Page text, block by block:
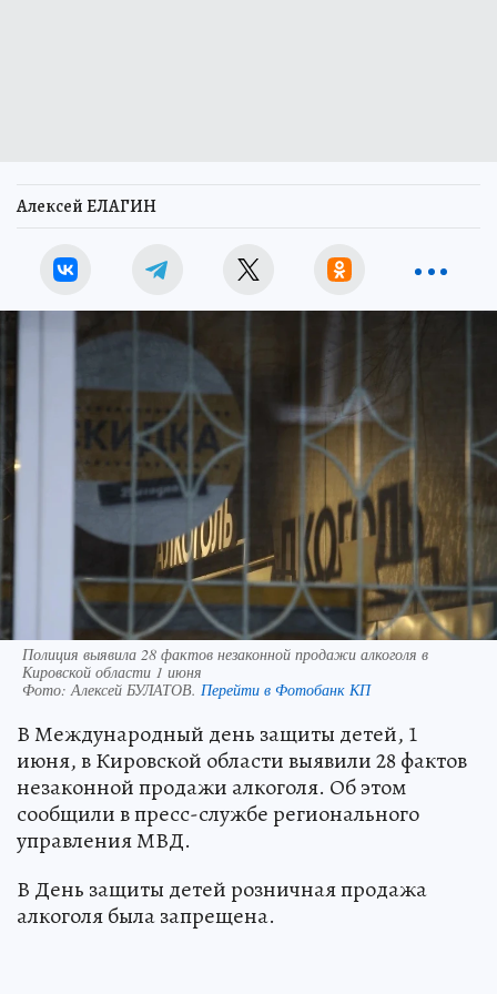
Алексей ЕЛАГИН
Полиция выявила 28 фактов незаконной продажи алкоголя в
Кировской области 1 июня
Фото:Алексей БУЛАТОВ. Перейти в Фотобанк КП
В Международный день защиты детей, 1
июня, в Кировской области выявили 28 фактов
незаконной продажи алкоголя. Об этом
сообщили в пресс-службе регионального
управления МВД.
В День защиты детей розничная продажа
алкоголя была запрещена.